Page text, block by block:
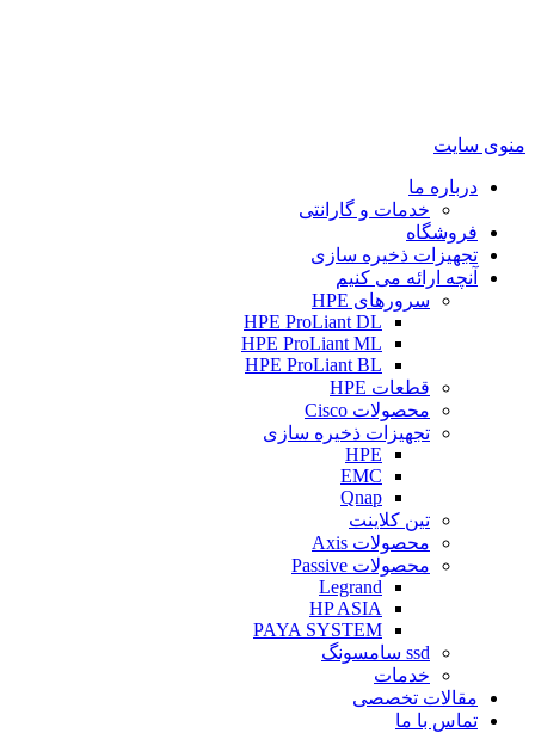
منوی سایت
درباره ما
خدمات و گارانتی
فروشگاه
تجهیزات ذخیره سازی
آنچه ارائه می کنیم
سرورهای HPE
HPE ProLiant DL
HPE ProLiant ML
HPE ProLiant BL
قطعات HPE
محصولات Cisco
تجهیزات ذخیره سازی
HPE
EMC
Qnap
تین کلاینت
محصولات Axis
محصولات Passive
Legrand
HP ASIA
PAYA SYSTEM
ssd سامسونگ
خدمات
مقالات تخصصی
تماس با ما